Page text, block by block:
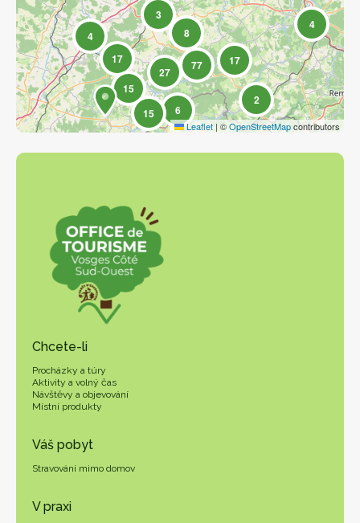
6
15
8
15
17 17
4
27 77
3
2
4
Leaflet | ©OpenStreetMapcontributors
Chcete-li
Procházky a túry
Aktivity a volný čas
Návštěvy a objevování
Místní produkty
Váš pobyt
Stravování mimo domov
V praxi